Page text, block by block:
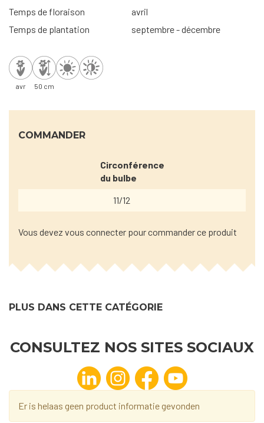
Temps de floraison
avril
Temps de plantation
septembre - décembre
avr 50 cm
COMMANDER
Circonférence
du bulbe
11/12
Vous devez vous connecter pour commander ce produit
PLUS DANS CETTE CATÉGORIE
CONSULTEZ NOS SITES SOCIAUX
Er is helaas geen product informatie gevonden